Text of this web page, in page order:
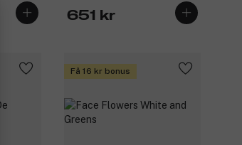
651 kr
Få 16 kr bonus